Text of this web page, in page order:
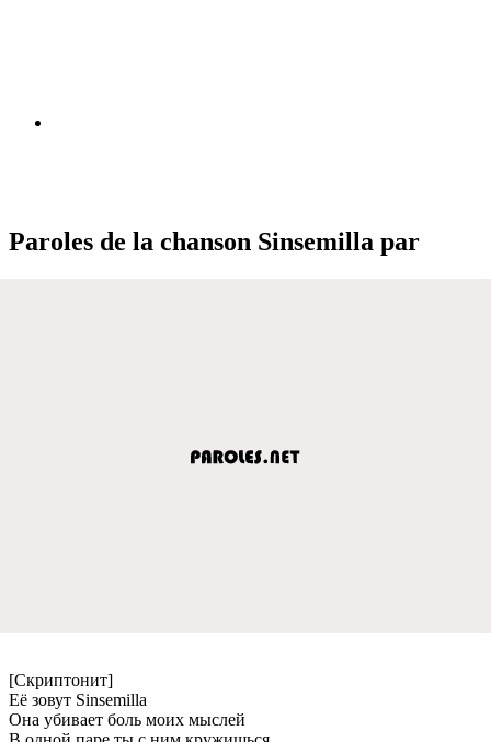
Paroles de la chanson Sinsemilla par
[Скриптонит]
Её зовут Sinsemilla
Она убивает боль моих мыслей